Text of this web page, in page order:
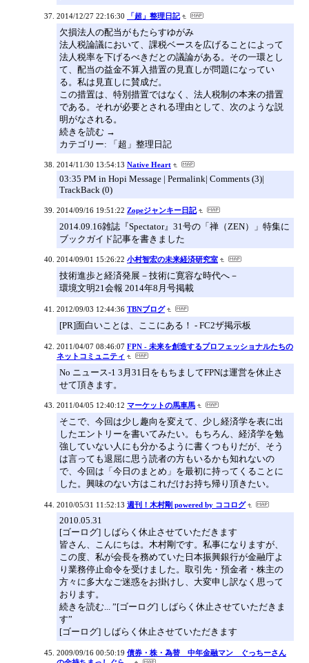
2014/12/27 22:16:30 「超」整理日記
欠損法人の配当がもたらすゆがみ
法人税論議において、課税ベースを広げることによって
法人税率を下げるべきだとの議論がある。その一環とし
て、配当の益金不算入措置の見直しが問題になってい
る。私は見直しに賛成だ。
この措置は、特別措置ではなく、法人税制の本来の措置
である。それが必要とされる理由として、次のような説
明がなされる。
続きを読む →
カテゴリー: 「超」整理日記
2014/11/30 13:54:13 Native Heart
03:35 PM in Hopi Message | Permalink| Comments (3)|
TrackBack (0)
2014/09/16 19:51:22 Zopeジャンキー日記
2014.09.16雑誌『Spectator』31号の「禅（ZEN）」特集に
ブックガイド記事を書きました
2014/09/01 15:26:22 小村智宏の未来経済研究室
技術進歩と経済発展－技術に寛容な時代へ－
環境文明21会報 2014年8月号掲載
2012/09/03 12:44:36 TBNブログ
[PR]面白いことは、ここにある！ - FC2ザ掲示板
2011/04/07 08:46:07 FPN - 未来を創造するプロフェッショナルたちの
ネットコミュニティ
No ニュース-1 3月31日をもちましてFPNは運営を休止さ
せて頂きます。
2011/04/05 12:40:12 マーケットの馬車馬
そこで、今回は少し趣向を変えて、少し経済学を表に出
したエントリーを書いてみたい。もちろん、経済学を勉
強していない人にも分かるように書くつもりだが、そう
は言っても退屈に思う読者の方もいるかも知れないの
で、今回は「今日のまとめ」を最初に持ってくることに
した。興味のない方はこれだけお持ち帰り頂きたい。
2010/05/31 11:52:13 週刊！木村剛 powered by ココログ
2010.05.31
[ゴーログ] しばらく休止させていただきます
皆さん、こんにちは。木村剛です。私事になりますが、
この度、私が会長を務めていた日本振興銀行が金融庁よ
り業務停止命令を受けました。取引先・預金者・株主の
方々に多大なご迷惑をお掛けし、大変申し訳なく思って
おります。
続きを読む... ”[ゴーログ] しばらく休止させていただきま
す”
[ゴーログ] しばらく休止させていただきます
2009/09/16 00:50:19 債券・株・為替 中年金融マン ぐっちーさん